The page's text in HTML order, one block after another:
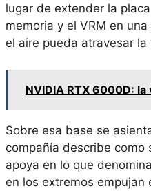
lugar de extender la
memoria y el VRM en
el aire pueda atravesar
NVIDIA RTX 6000D:
Sobre esa base se
compañía describe como
apoya en lo que
en los extremos